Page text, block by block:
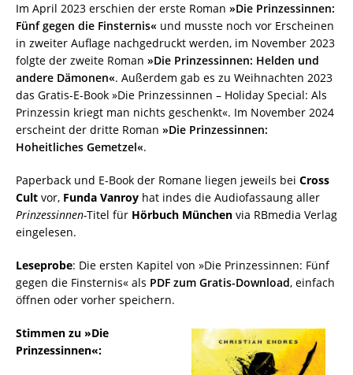
Im April 2023 erschien der erste Roman »Die Prinzessinnen:
Fünf gegen die Finsternis« und musste noch vor Erscheinen
in zweiter Auflage nachgedruckt werden, im November 2023
folgte der zweite Roman »Die Prinzessinnen: Helden und
andere Dämonen«. Außerdem gab es zu Weihnachten 2023
das Gratis-E-Book »Die Prinzessinnen – Holiday Special: Als
Prinzessin kriegt man nichts geschenkt«. Im November 2024
erscheint der dritte Roman »Die Prinzessinnen:
Hoheitliches Gemetzel«.
Paperback und E-Book der Romane liegen jeweils bei Cross
Cult vor, Funda Vanroy hat indes die Audiofassaung aller
Prinzessinnen-Titel für Hörbuch München via RBmedia Verlag
eingelesen.
Leseprobe: Die ersten Kapitel von »Die Prinzessinnen: Fünf
gegen die Finsternis« als PDF zum Gratis-Download, einfach
öffnen oder vorher speichern.
Stimmen zu »Die
Prinzessinnen«: